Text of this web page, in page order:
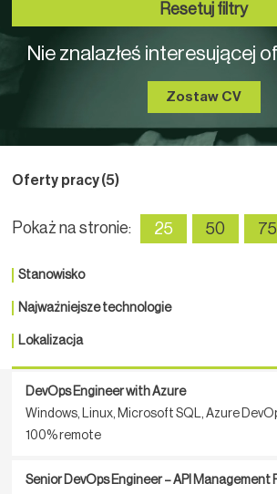
Resetuj filtry
Nie znalazłeś interesującej
Zostaw CV
Oferty pracy(5)
Pokaż na stronie: 25 50 75
Stanowisko
Najważniejsze technologie
Lokalizacja
DevOps Engineer with Azure
Windows, Linux, Microsoft SQL, Azure
100% remote
Senior DevOps Engineer – API Management